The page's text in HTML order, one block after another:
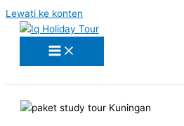
Lewati ke konten